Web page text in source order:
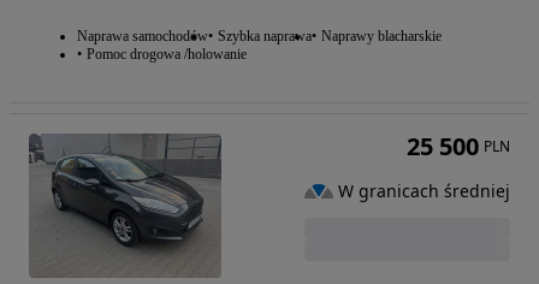
Naprawa samochodów Szybka naprawa Naprawy blacharskie
Pomoc drogowa /holowanie
25 500 PLN
W granicach średniej